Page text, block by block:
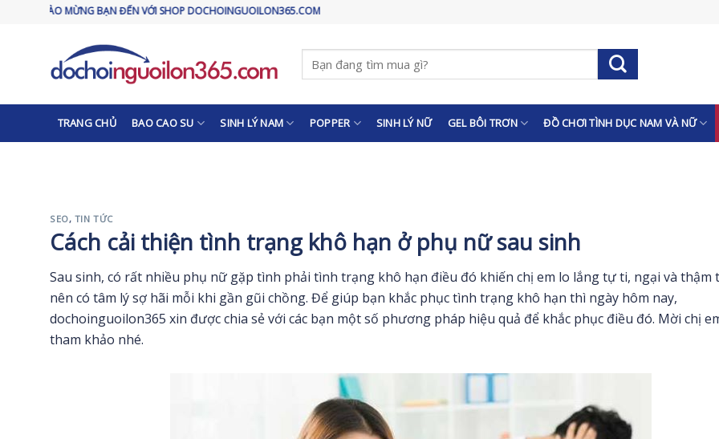
BẠN ĐẾN VỚI SHOP DOCHOINGUOILON365.COM
Tìm
kiếm:
TRANG CHỦ BAO CAO SU SINH LÝ NAM POPPER SINH LÝ NỮ GEL BÔI TRƠN ĐỒ CHƠI TÌNH DỤC NAM VÀ NỮ
SEO, TIN TỨC
Cách cải thiện tình trạng khô hạn ở phụ nữ sau sinh
Sau sinh, có rất nhiều phụ nữ gặp tình phải tình trạng khô hạn điều đó khiến chị em lo lắng tự ti, ngại và thậm
nên có tâm lý sợ hãi mỗi khi gần gũi chồng. Để giúp bạn khắc phục tình trạng khô hạn thì ngày hôm nay,
dochoinguoilon365 xin được chia sẻ với các bạn một số phương pháp hiệu quả để khắc phục điều đó. Mời chị
tham khảo nhé.